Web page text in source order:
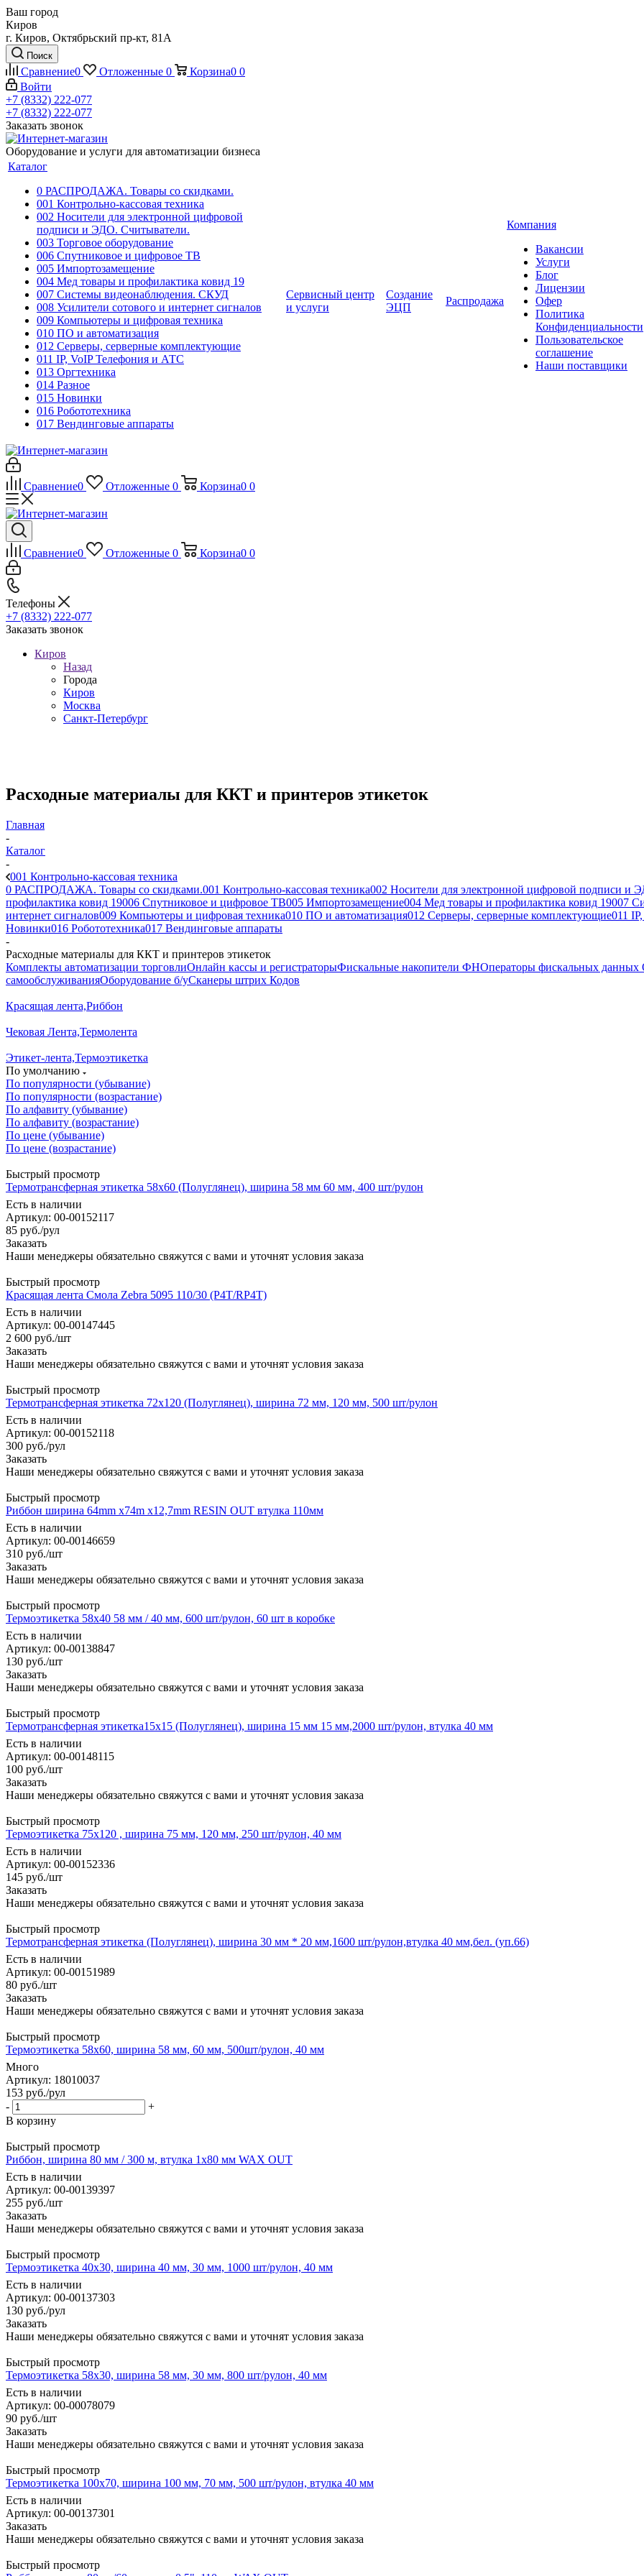
Ваш город
Киров
г. Киров, Октябрьский пр-кт, 81А
Поиск
Сравнение0 Отложенные 0 Корзина0 0
Войти
+7 (8332) 222-077
+7 (8332) 222-077
Заказать звонок
Оборудование и услуги для автоматизации бизнеса
Каталог
0 РАСПРОДАЖА. Товары со скидками.
001 Контрольно-кассовая техника
002 Носители для электронной цифровой
подписи и ЭДО. Считыватели.
003 Торговое оборудование
006 Спутниковое и цифровое ТВ
005 Импортозамещение
004 Мед товары и профилактика ковид 19
007 Системы видеонаблюдения. СКУД
008 Усилители сотового и интернет сигналов
009 Компьютеры и цифровая техника
010 ПО и автоматизация
012 Серверы, серверные комплектующие
011 IP, VoIP Телефония и АТС
013 Оргтехника
014 Разное
015 Новинки
016 Робототехника
017 Вендинговые аппараты
Сервисный центр
и услуги
Создание
ЭЦП
Распродажа
Компания
Вакансии
Услуги
Блог
Лицензии
Офер
Политика
Конфиденциальности
Пользовательское
соглашение
Наши поставщики
Сравнение0 Отложенные 0 Корзина0 0
Сравнение0 Отложенные 0 Корзина0 0
Телефоны
+7 (8332) 222-077
Заказать звонок
Киров
Назад
Города
Киров
Москва
Санкт-Петербург
Расходные материалы для ККТ и принтеров этикеток
Главная
-
Каталог
-
001 Контрольно-кассовая техника
0 РАСПРОДАЖА. Товары со скидками.001 Контрольно-кассовая техника002 Носители для электронной цифровой подписи и
профилактика ковид 19006 Спутниковое и цифровое ТВ005 Импортозамещение004 Мед товары и профилактика ковид 19007
интернет сигналов009 Компьютеры и цифровая техника010 ПО и автоматизация012 Серверы, серверные комплектующие011
Новинки016 Робототехника017 Вендинговые аппараты
-
Расходные материалы для ККТ и принтеров этикеток
Комплекты автоматизации торговлиОнлайн кассы и регистраторыФискальные накопители ФНОператоры фискальных
самообслуживанияОборудование б/уСканеры штрих Кодов
Красящая лента,Риббон
Чековая Лента,Термолента
Этикет-лента,Термоэтикетка
По умолчанию
По популярности (убывание)
По популярности (возрастание)
По алфавиту (убывание)
По алфавиту (возрастание)
По цене (убывание)
По цене (возрастание)
Быстрый просмотр
Термотрансферная этикетка 58x60 (Полуглянец), ширина 58 мм 60 мм, 400 шт/рулон
Есть в наличии
Артикул: 00-00152117
85 руб./рул
Заказать
Наши менеджеры обязательно свяжутся с вами и уточнят условия заказа
Быстрый просмотр
Красящая лента Смола Zebra 5095 110/30 (P4T/RP4T)
Есть в наличии
Артикул: 00-00147445
2 600 руб./шт
Заказать
Наши менеджеры обязательно свяжутся с вами и уточнят условия заказа
Быстрый просмотр
Термотрансферная этикетка 72x120 (Полуглянец), ширина 72 мм, 120 мм, 500 шт/рулон
Есть в наличии
Артикул: 00-00152118
300 руб./рул
Заказать
Наши менеджеры обязательно свяжутся с вами и уточнят условия заказа
Быстрый просмотр
Риббон ширина 64mm x74m х12,7mm RESIN OUT втулка 110мм
Есть в наличии
Артикул: 00-00146659
310 руб./шт
Заказать
Наши менеджеры обязательно свяжутся с вами и уточнят условия заказа
Быстрый просмотр
Термоэтикетка 58x40 58 мм / 40 мм, 600 шт/рулон, 60 шт в коробке
Есть в наличии
Артикул: 00-00138847
130 руб./шт
Заказать
Наши менеджеры обязательно свяжутся с вами и уточнят условия заказа
Быстрый просмотр
Термотрансферная этикетка15х15 (Полуглянец), ширина 15 мм 15 мм,2000 шт/рулон, втулка 40 мм
Есть в наличии
Артикул: 00-00148115
100 руб./шт
Заказать
Наши менеджеры обязательно свяжутся с вами и уточнят условия заказа
Быстрый просмотр
Термоэтикетка 75x120 , ширина 75 мм, 120 мм, 250 шт/рулон, 40 мм
Есть в наличии
Артикул: 00-00152336
145 руб./шт
Заказать
Наши менеджеры обязательно свяжутся с вами и уточнят условия заказа
Быстрый просмотр
Термотрансферная этикетка (Полуглянец), ширина 30 мм * 20 мм,1600 шт/рулон,втулка 40 мм,бел. (уп.66)
Есть в наличии
Артикул: 00-00151989
80 руб./шт
Заказать
Наши менеджеры обязательно свяжутся с вами и уточнят условия заказа
Быстрый просмотр
Термоэтикетка 58x60, ширина 58 мм, 60 мм, 500шт/рулон, 40 мм
Много
Артикул: 18010037
153 руб./рул
-
+
В корзину
Быстрый просмотр
Риббон, ширина 80 мм / 300 м, втулка 1х80 мм WAX OUT
Есть в наличии
Артикул: 00-00139397
255 руб./шт
Заказать
Наши менеджеры обязательно свяжутся с вами и уточнят условия заказа
Быстрый просмотр
Термоэтикетка 40x30, ширина 40 мм, 30 мм, 1000 шт/рулон, 40 мм
Есть в наличии
Артикул: 00-00137303
130 руб./рул
Заказать
Наши менеджеры обязательно свяжутся с вами и уточнят условия заказа
Быстрый просмотр
Термоэтикетка 58x30, ширина 58 мм, 30 мм, 800 шт/рулон, 40 мм
Есть в наличии
Артикул: 00-00078079
90 руб./шт
Заказать
Наши менеджеры обязательно свяжутся с вами и уточнят условия заказа
Быстрый просмотр
Термоэтикетка 100x70, ширина 100 мм, 70 мм, 500 шт/рулон, втулка 40 мм
Есть в наличии
Артикул: 00-00137301
Заказать
Наши менеджеры обязательно свяжутся с вами и уточнят условия заказа
Быстрый просмотр